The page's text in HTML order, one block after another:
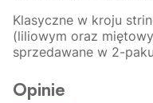
Klasyczne w kroju
(liliowym oraz
sprzedawane w 2-
Opinie